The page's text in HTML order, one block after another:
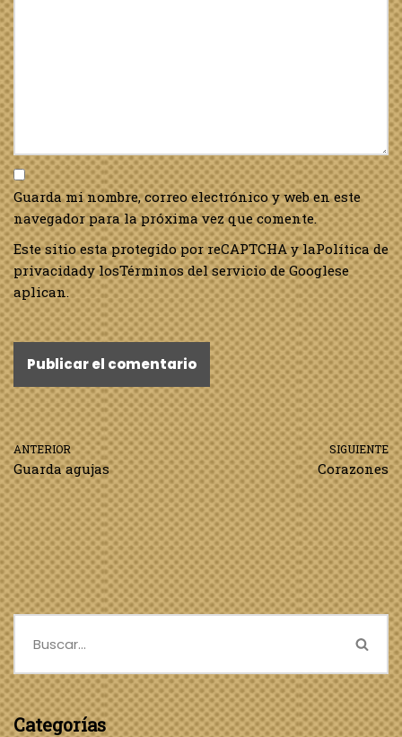
Guarda mi nombre, correo electrónico y web en este
navegador para la próxima vez que comente.
Este sitio esta protegido por reCAPTCHA y laPolítica de
privacidady losTérminos del servicio de Googlese
aplican.
ANTERIOR
Guarda agujas
SIGUIENTE
Corazones
Categorías